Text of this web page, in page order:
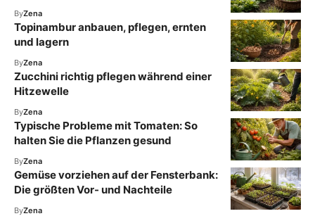
ByZena
Topinambur anbauen, pflegen, ernten
und lagern
ByZena
Zucchini richtig pflegen während einer
Hitzewelle
ByZena
Typische Probleme mit Tomaten: So
halten Sie die Pflanzen gesund
ByZena
Gemüse vorziehen auf der Fensterbank:
Die größten Vor- und Nachteile
ByZena